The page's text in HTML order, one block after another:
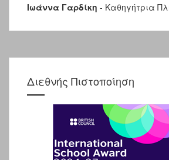
Ιωάννα Γαρδίκη - Καθηγήτρια
Διεθνής Πιστοποίηση